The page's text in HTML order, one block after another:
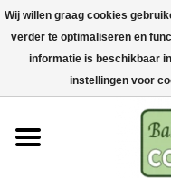
Home
Bak-& kookgerei
Machines & onderdelen
Wij willen graag cookies
verder te optimaliseren en
informatie is beschikbaar
instellingen voor